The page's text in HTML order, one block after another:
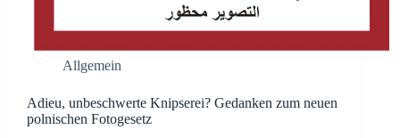
Allgemein
Adieu, unbeschwerte Knipserei? Gedanken zum neuen
polnischen Fotogesetz